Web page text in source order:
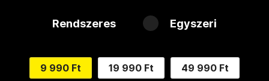
Rendszeres Egyszeri
9 990 Ft 19 990 Ft 49 990 Ft